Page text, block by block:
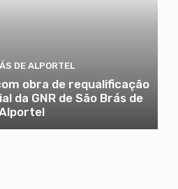
DE ALPORTEL
obra de requalificação
da GNR de São Brás de